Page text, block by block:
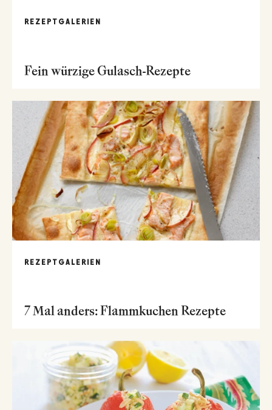
REZEPTGALERIEN
Fein würzige Gulasch-Rezepte
REZEPTGALERIEN
7 Mal anders: Flammkuchen Rezepte